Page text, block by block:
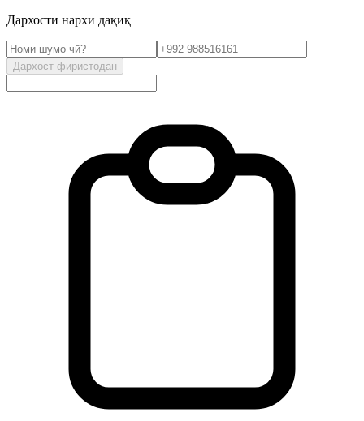
Дархости нархи дақиқ
Дархост фиристодан